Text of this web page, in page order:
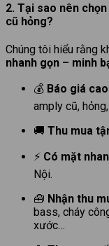
2. Tại sao nên
cũ hỏng?
Chúng tôi hiểu rằng
nhanh gọn – minh
💰 Báo giá
amply cũ,
🚚 Thu mua
⚡ Có mặt
Nội.
🧰 Nhận thu
bass, cháy
xước…